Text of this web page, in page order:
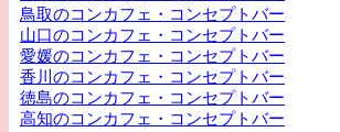
鳥取のコンカフェ・コンセプトバー
山口のコンカフェ・コンセプトバー
愛媛のコンカフェ・コンセプトバー
香川のコンカフェ・コンセプトバー
徳島のコンカフェ・コンセプトバー
高知のコンカフェ・コンセプトバー